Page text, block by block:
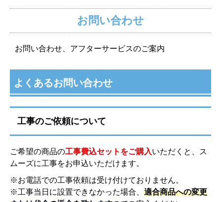
お問い合わせ
お問い合わせ、アフターサービスのご案内
よくあるお問い合わせ
工事のご依頼について
ご希望の商品の工事費込セットをご購入いただくと、ス
ムーズに工事をお申込いただけます。
※お電話での工事依頼は受け付けておりません。
※工事当日に設置できなかった場合、 適合商品への変更